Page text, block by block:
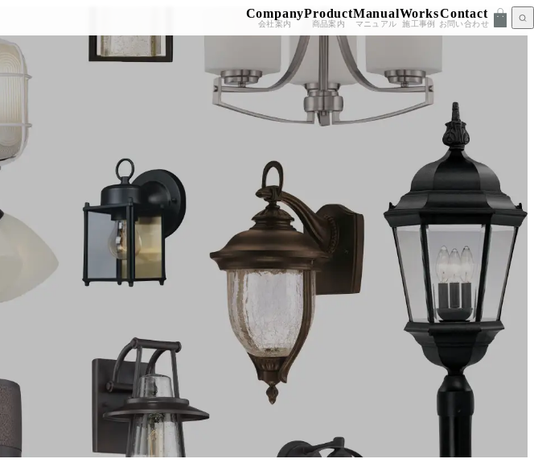
Company
会社案内
Product
商品案内
Manual
マニュアル
Works
施工事例
Contact
お問い合わせ